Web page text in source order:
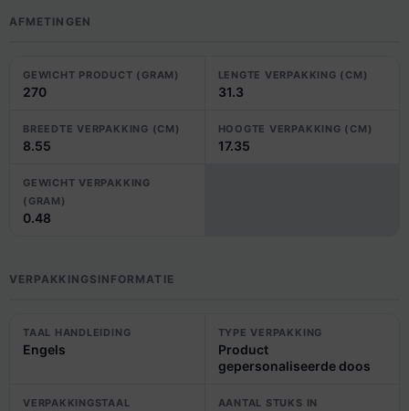
AFMETINGEN
GEWICHT PRODUCT (GRAM)
270
LENGTE VERPAKKING (CM)
31.3
BREEDTE VERPAKKING (CM)
8.55
HOOGTE VERPAKKING (CM)
17.35
GEWICHT VERPAKKING
(GRAM)
0.48
VERPAKKINGSINFORMATIE
TAAL HANDLEIDING
Engels
TYPE VERPAKKING
Product
gepersonaliseerde doos
VERPAKKINGSTAAL
AANTAL STUKS IN